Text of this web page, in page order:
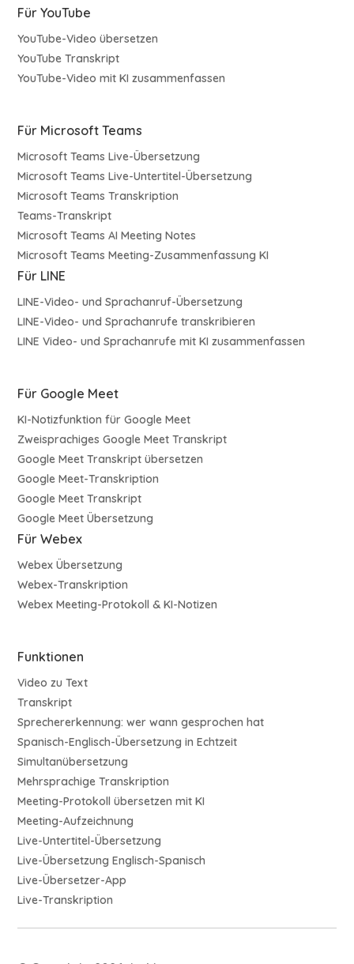
Für YouTube
YouTube-Video übersetzen
YouTube Transkript
YouTube-Video mit KI zusammenfassen
Für Microsoft Teams
Microsoft Teams Live-Übersetzung
Microsoft Teams Live-Untertitel-Übersetzung
Microsoft Teams Transkription
Teams-Transkript
Microsoft Teams AI Meeting Notes
Microsoft Teams Meeting-Zusammenfassung KI
Für LINE
LINE-Video- und Sprachanruf-Übersetzung
LINE-Video- und Sprachanrufe transkribieren
LINE Video- und Sprachanrufe mit KI zusammenfassen
Für Google Meet
KI-Notizfunktion für Google Meet
Zweisprachiges Google Meet Transkript
Google Meet Transkript übersetzen
Google Meet-Transkription
Google Meet Transkript
Google Meet Übersetzung
Für Webex
Webex Übersetzung
Webex-Transkription
Webex Meeting-Protokoll & KI-Notizen
Funktionen
Video zu Text
Transkript
Sprechererkennung: wer wann gesprochen hat
Spanisch-Englisch-Übersetzung in Echtzeit
Simultanübersetzung
Mehrsprachige Transkription
Meeting-Protokoll übersetzen mit KI
Meeting-Aufzeichnung
Live-Untertitel-Übersetzung
Live-Übersetzung Englisch-Spanisch
Live-Übersetzer-App
Live-Transkription